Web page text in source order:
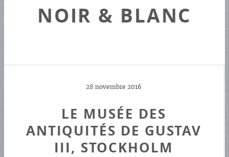
NOIR & BLANC
28 novembre 2016
LE MUSÉE DES
ANTIQUITÉS DE GUSTAV
III, STOCKHOLM